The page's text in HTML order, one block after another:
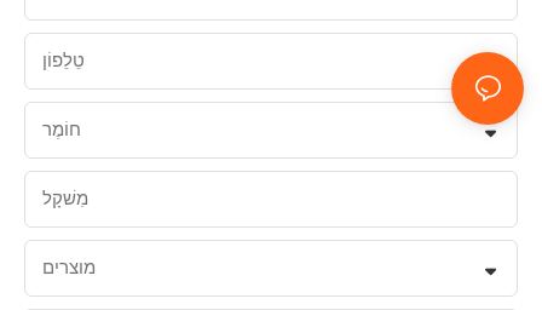
טֵלֵפוֹן
חוֹמֶר
מִשׁקָל
מוצרים